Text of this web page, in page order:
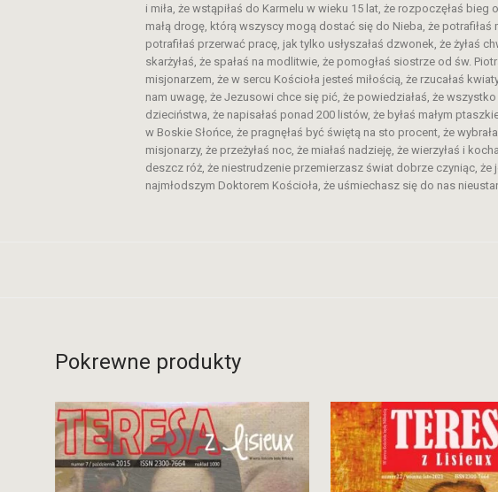
i miła, że wstąpiłaś do Karmelu w wieku 15 lat, że rozpoczęłaś
małą drogę, którą wszyscy mogą dostać się do Nieba, że
potrafiłaś przerwać pracę, jak tylko usłyszałaś dzwonek, że żyłaś
skarżyłaś, że spałaś na modlitwie, że pomogłaś siostrze od św.
misjonarzem, że w sercu Kościoła jesteś miłością, że rzucałaś
nam uwagę, że Jezusowi chce się pić, że powiedziałaś, że
dzieciństwa, że napisałaś ponad 200 listów, że byłaś małym
w Boskie Słońce, że pragnęłaś być świętą na sto procent, że
misjonarzy, że przeżyłaś noc, że miałaś nadzieję, że wierzyłaś i
deszcz róż, że niestrudzenie przemierzasz świat dobrze czyniąc,
najmłodszym Doktorem Kościoła, że uśmiechasz się do nas
Pokrewne produkty